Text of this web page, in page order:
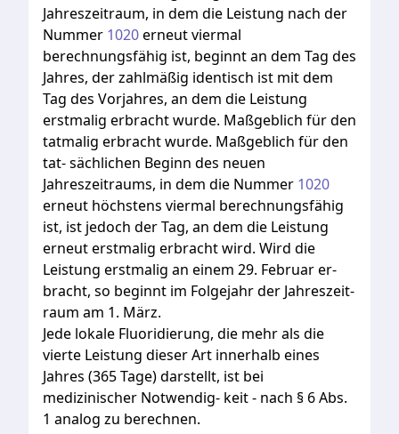
Jahreszeitraum, in dem die Leistung nach der
Nummer 1020erneutviermal
berechnungsfähig ist, beginntan dem Tag des
Jahres, derzahlmäßig identisch ist mitdem
Tag des Vorjahres, an dem die Leistung
erstmalig erbrachtwurde. Maßgeblich fürden
tatmalig erbrachtwurde. Maßgeblich fürden
tat-sächlichen Beginn des neuen
Jahreszeitraums, in dem die Nummer 1020
erneut höchstens viermal berechnungsfähig
ist, ist jedoch derTag, an dem die Leistung
erneuterstmalig erbrachtwird. Wird die
Leistung erstmalig an einem 29. Februarer-
bracht, so beginnt im Folgejahrder Jahreszeit-
raum am 1. März.
Jede lokale Fluoridierung, die mehrals die
vierte Leistung dieserArt innerhalb eines
Jahres (365Tage)darstellt, ist bei
medizinischer Notwendig- keit- nach § 6Abs.
1 analog zu berechnen.